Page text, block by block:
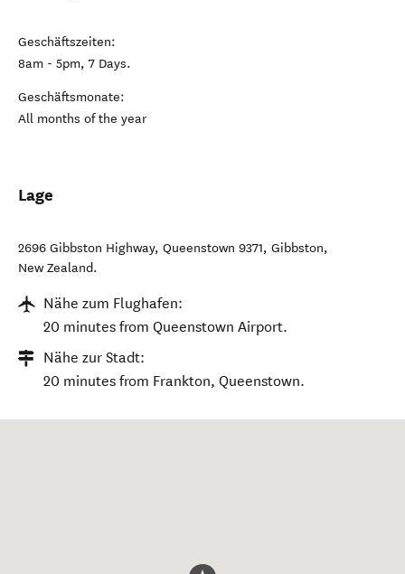
Geschäftszeiten:
8am - 5pm, 7 Days.
Geschäftsmonate:
All months of the year
Lage
2696 Gibbston Highway, Queenstown 9371, Gibbston,
New Zealand.
Nähe zum Flughafen:
20 minutes from Queenstown Airport.
Nähe zur Stadt:
20 minutes from Frankton, Queenstown.